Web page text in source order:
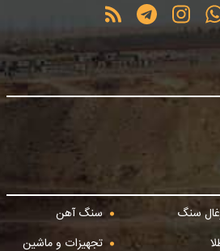
سنگ
سنگ آهن
تجهیزات و ماشین